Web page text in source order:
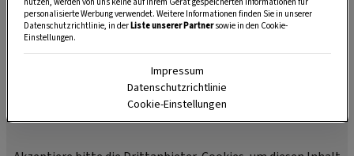
Danach alles abseihen und in einer dunklen
Glasflasche aufbewahren. In einem sauberen
Gefäß ist das Öl bis zu einem Jahr haltbar.
personalisierte Werbung verwendet. Weitere Informationen finden Sie in unserer
Datenschutzrichtlinie, in derListe unserer Partnersowie in den Cookie-
Einstellungen.
Impressum
Datenschutzrichtlinie
Cookie-Einstellungen